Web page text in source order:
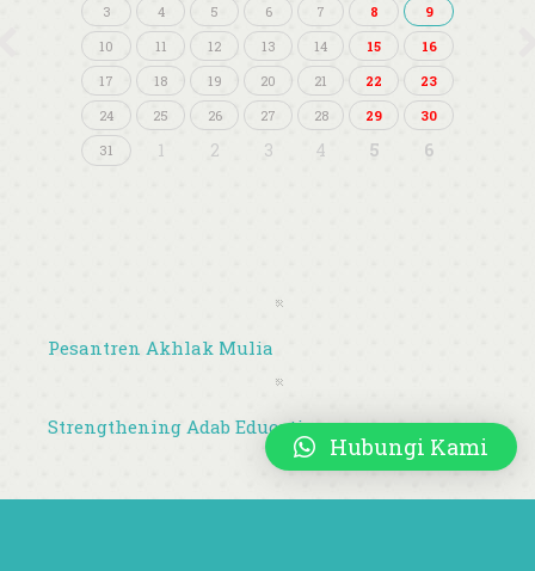
3
4 5 6 7 8
9
10
11 12 13 14 15
16
17
18 19 20 21 22
23
24
25 26 27 28 29
30
31
1 2 3 4 5 6
Pesantren Akhlak Mulia
Strengthening Adab Education
Hubungi Kami